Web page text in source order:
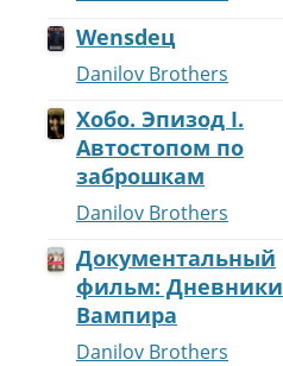
Wensdeц
Danilov Brothers
Хобо. Эпизод I.
Автостопом по
заброшкам
Danilov Brothers
Документальный
фильм: Дневники
Вампира
Danilov Brothers